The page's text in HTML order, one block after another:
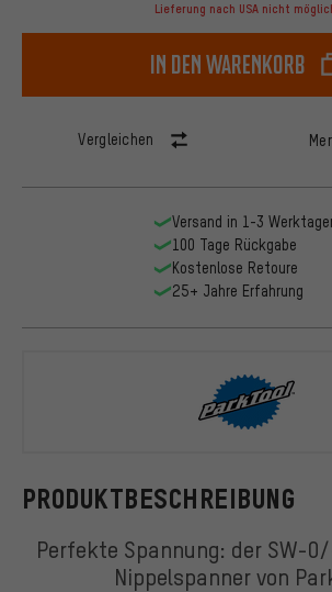
Lieferung nach USA nicht
In den Warenkorb
Vergleichen
PRODUKTBESCHREIBUNG
Perfekte Spannung: der
Nippelspanner von
Versand in 1-3
100 Tage Rückgabe
Kostenlose Retoure
25+ Jahre Erfahrung